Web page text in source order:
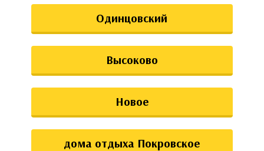
Одинцовский
Высоково
Новое
дома отдыха Покровское